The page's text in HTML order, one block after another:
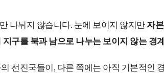
나뉘지 않습니다. 눈에 보이지 않지만 자
지구를 북과 남으로 나누는 보이지 않는 경
선진국들이, 다른 쪽에는 아직 기본적인